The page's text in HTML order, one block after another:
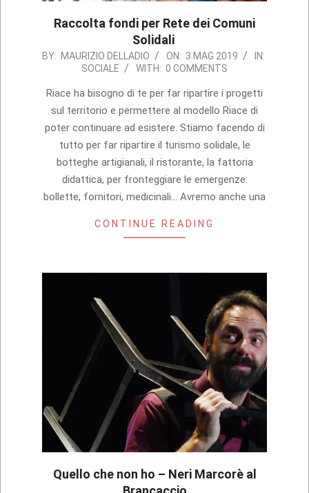
Raccolta fondi per Rete dei Comuni
Solidali
2019-
03
BY: MAURIZIO DELLADIO ON: 3 MAG 2019
IN:
SOCIALE
WITH: 0 COMMENTS
Riace ha bisogno di te per far ripartire i progetti
sul territorio e permettere al modello Riace di
poter continuare ad esistere. Stiamo facendo di
tutto per far ripartire il turismo solidale, le
botteghe artigianali, il ristorante, la fattoria
didattica, per fronteggiare le emergenze:
bollette, fornitori, medicinali… Avremo anche una
CONTINUE READING
Quello che non ho – Neri Marcorè al